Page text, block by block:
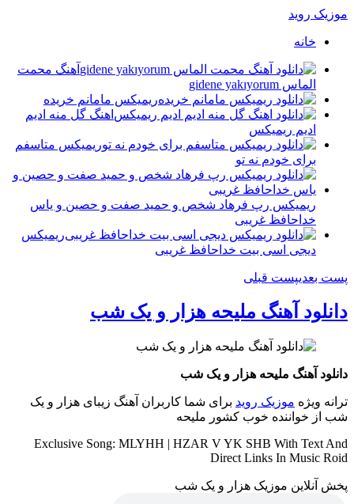
موزیک روید
خانه
آهنگ محمت
الماس gidene yakıyorum
ریمیکس مامانم خریده
اهنگ گل منه ادیم
ادیم ریمیکس
ریمیکس متاسفم
برای خودم نه تو
ریمیکس رپ فرهاد شخص و حمید صفت و حصین و یاس
خداحافظ غریبی
ریمیکس
دیجی اسی بیت خداحافظ غریبی
پست بعدیپست قبلی
دانلود آهنگ ملیحه هزار و یک شب
دانلود آهنگ ملیحه هزار و یک شب
ترانه ویژه موزیک روید برای شما کاربران آهنگ زیبای هزار و یک
شب از خواننده خوب کشور ملیحه
Exclusive Song: MLYHH | HZAR V YK SHB With Text And
Direct Links In Music Roid
پخش آنلاین موزیک هزار و یک شب